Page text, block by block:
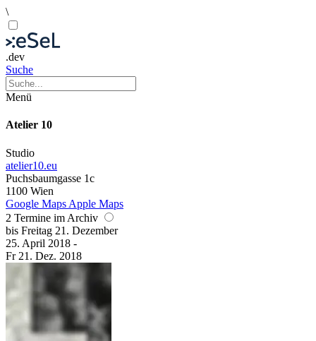
\
.dev
Suche
Menü
Atelier 10
Studio
atelier10.eu
Puchsbaumgasse 1c
1100 Wien
Google Maps Apple Maps
2 Termine im Archiv
bis Freitag 21. Dezember
25. April 2018 -
Fr 21. Dez. 2018